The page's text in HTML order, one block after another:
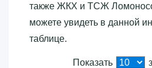
также ЖКХ и ТСЖ
можете увидеть в данной
таблице.
Показать